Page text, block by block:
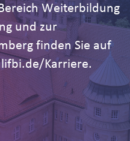
Weiterbildung
und zur
finden Sie auf
Karriere.